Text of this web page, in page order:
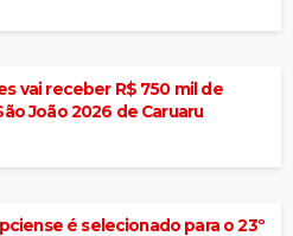
vai receber R$ 750 mil de
João 2026 de Caruaru
é selecionado para o 23º